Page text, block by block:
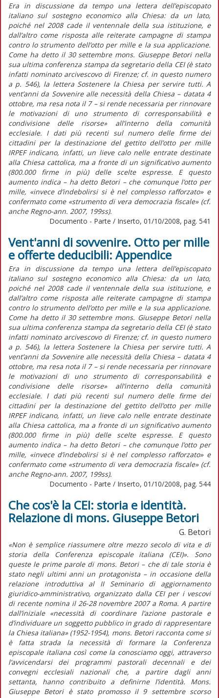
Era in discussione da tempo una lettera dell’episcopato
italiano sul sostegno economico alla Chiesa: da un lato,
poiché nel 2008 cade il ventennale della sua istituzione, e
dall’altro come risposta alle reiterate campagne di stampa
contro lo strumento dell’otto per mille e la sua applicazione.
Come ha detto il 30 settembre mons. Giuseppe Betori nella
sua ultima conferenza stampa da segretario della CEI (è stato
infatti nominato arcivescovo di Firenze; cf. in questo numero
a p. 546), la lettera Sostenere la Chiesa per servire tutti. A
vent’anni da Sovvenire alle necessità della Chiesa – datata 4
ottobre, ma resa nota il 7 – si rende necessaria per rinnovare
le motivazioni di uno strumento di corresponsabilità e
condivisione delle risorse» all’interno della comunità
ecclesiale. I dati più recenti sul numero delle firme dei
cittadini per la destinazione del gettito dell’otto per mille
IRPEF indicano, infatti, un lieve calo nelle entrate destinate
alla Chiesa cattolica, ma a fronte di un significativo aumento
(800.000 firme in più) delle scelte espresse. E questo
aumento indica – ha detto Betori – che comunque l’otto per
mille, «invece d’indebolirsi si è nel complesso rafforzato» e
confermato come «strumento di vera democrazia fiscale» (cf.
anche Regno-ann. 2007, 199ss).
Documento - Parte / Inserto, 01/10/2008, pag. 541
Vent'anni di sovvenire. Otto per mille
e offerte deducibili: Appendice
Era in discussione da tempo una lettera dell’episcopato
italiano sul sostegno economico alla Chiesa: da un lato,
poiché nel 2008 cade il ventennale della sua istituzione, e
dall’altro come risposta alle reiterate campagne di stampa
contro lo strumento dell’otto per mille e la sua applicazione.
Come ha detto il 30 settembre mons. Giuseppe Betori nella
sua ultima conferenza stampa da segretario della CEI (è stato
infatti nominato arcivescovo di Firenze; cf. in questo numero
a p. 546), la lettera Sostenere la Chiesa per servire tutti. A
vent’anni da Sovvenire alle necessità della Chiesa – datata 4
ottobre, ma resa nota il 7 – si rende necessaria per rinnovare
le motivazioni di uno strumento di corresponsabilità e
condivisione delle risorse» all’interno della comunità
ecclesiale. I dati più recenti sul numero delle firme dei
cittadini per la destinazione del gettito dell’otto per mille
IRPEF indicano, infatti, un lieve calo nelle entrate destinate
alla Chiesa cattolica, ma a fronte di un significativo aumento
(800.000 firme in più) delle scelte espresse. E questo
aumento indica – ha detto Betori – che comunque l’otto per
mille, «invece d’indebolirsi si è nel complesso rafforzato» e
confermato come «strumento di vera democrazia fiscale» (cf.
anche Regno-ann. 2007, 199ss).
Documento - Parte / Inserto, 01/10/2008, pag. 544
Che cos'è la CEI: storia e identità.
Relazione di mons. Giuseppe Betori
G. Betori
«Non è semplice riassumere oltre mezzo secolo di vita e di
storia della Conferenza episcopale italiana (CEI)». Sono
queste le prime parole di mons. Betori – che di tale storia è
stato negli ultimi anni un protagonista – in occasione della
relazione introduttiva al II Seminario di aggiornamento
giuridico-amministrativo, organizzato dalla CEI per i vescovi
di recente nomina il 26-28 novembre 2007 a Roma. A partire
dall’iniziale «necessità di coordinare l’azione pastorale e
d’individuare un soggetto pubblico in grado di rappresentare
la Chiesa italiana» (1952-1954), mons. Betori racconta come si
è fatta strada la necessità di formare la Conferenza
episcopale italiana così come la conosciamo oggi, attraverso
l’avvicendarsi dei programmi pastorali decennali e dei
convegni ecclesiali nazionali che, a partire dagli anni
settanta, hanno contribuito a definirne l’identità. Mons.
Giuseppe Betori è stato promosso il 9 settembre scorso